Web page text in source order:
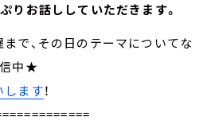
りお話ししていただきます。
で、その日のテーマについてな
信中★
します！